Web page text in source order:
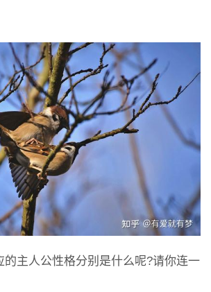
的主人公性格分别是什么呢?请你连一